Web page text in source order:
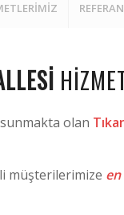
olan
müşterilerimize